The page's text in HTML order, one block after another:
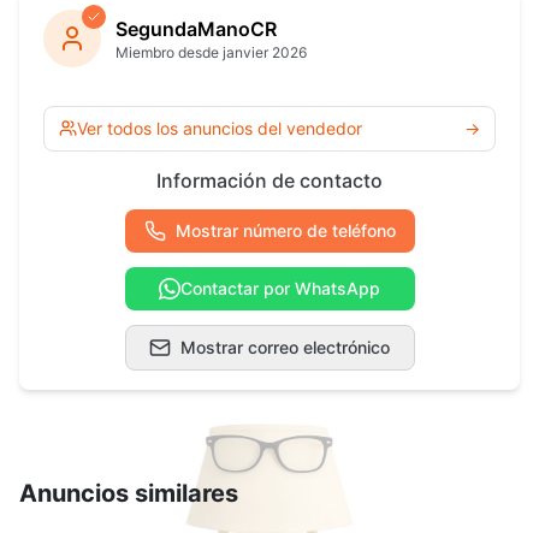
SegundaManoCR
Miembro desde janvier 2026
Ver todos los anuncios del vendedor →
Información de contacto
Mostrar número de teléfono
Contactar por WhatsApp
Mostrar correo electrónico
Anuncios similares